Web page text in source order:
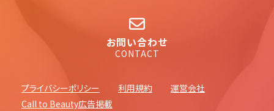
お問い合わせ
CONTACT
プライバシーポリシー 利用規約
運営会社
Call to Beauty広告掲載